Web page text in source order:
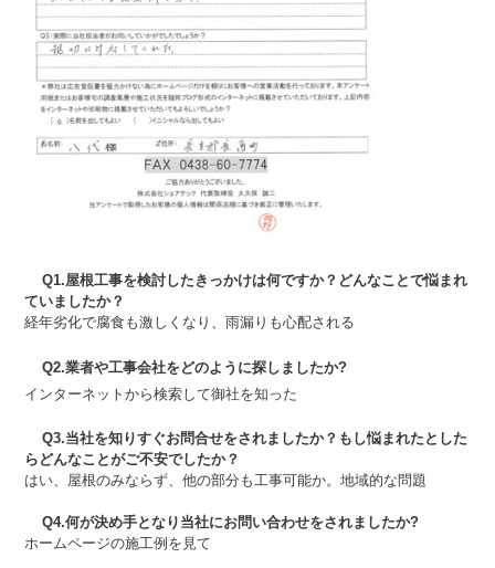
Q1.屋根工事を検討したきっかけは何ですか？どんなことで悩まれ
ていましたか？
経年劣化で腐食も激しくなり、雨漏りも心配される
Q2.業者や工事会社をどのように探しましたか?
インターネットから検索して御社を知った
Q3.当社を知りすぐお問合せをされましたか？もし悩まれたとした
らどんなことがご不安でしたか？
はい、屋根のみならず、他の部分も工事可能か。地域的な問題
Q4.何が決め手となり当社にお問い合わせをされましたか?
ホームページの施工例を見て